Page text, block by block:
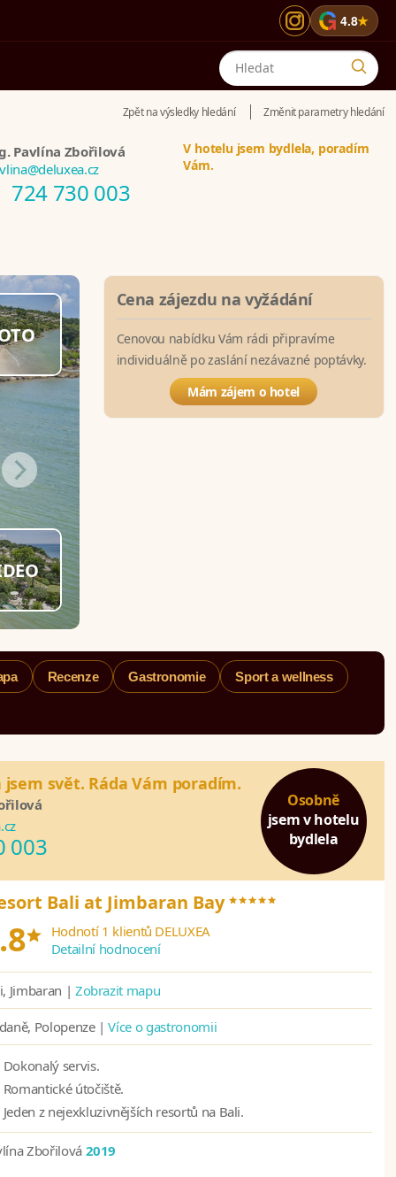
G 4.8★
Zpět na výsledky hledání Změnit parametry hledání
Pavlína Zbořilová
724 730 003
V hotelu jsem bydlela, poradím
Vám.
Cena zájezdu na vyžádání
Cenovou nabídku Vám rádi připravíme
individuálně po zaslání nezávazné poptávky.
Mám zájem o hotel
Recenze Gastronomie Sport a wellness
Osobně
jsem v hotelu
bydlela
svět. Ráda Vám poradím.
003
Bali at Jimbaran Bay*****
* Hodnotí 1 klientů DELUXEA
Detailní hodnocení
Jimbaran | Zobrazit mapu
Polopenze |Více o gastronomii
Dokonalý servis.
Romantické útočiště.
Jeden z nejexkluzivnějších resortů na Bali.
Zbořilová 2019